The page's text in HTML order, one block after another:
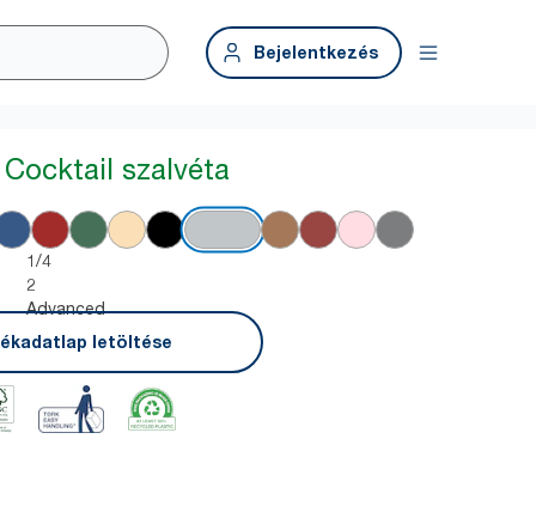
Bejelentkezés
szalvéta
1/4
2
Advanced
letöltése